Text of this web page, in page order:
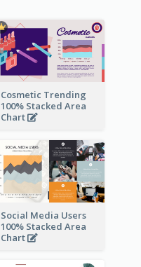
Cosmetic Trending
100% Stacked Area
Chart
Social Media Users
100% Stacked Area
Chart